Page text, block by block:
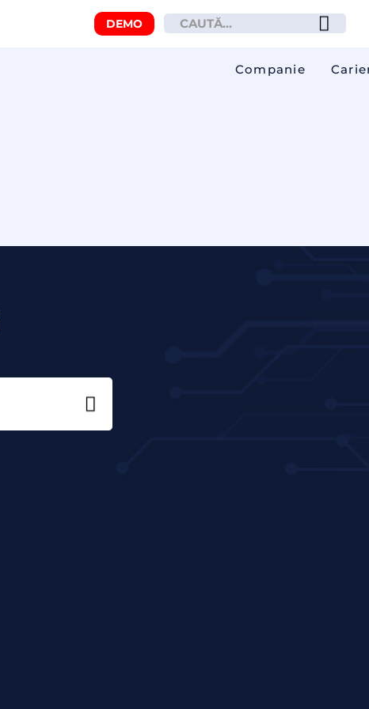
DEMO
Companie